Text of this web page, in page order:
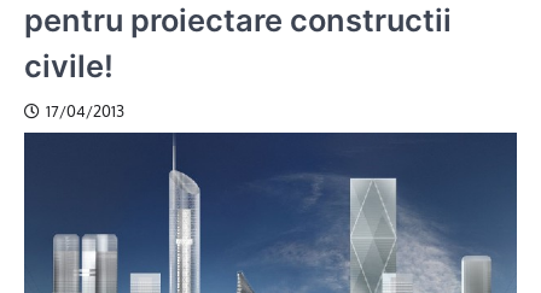
pentru proiectare constructii
civile!
17/04/2013